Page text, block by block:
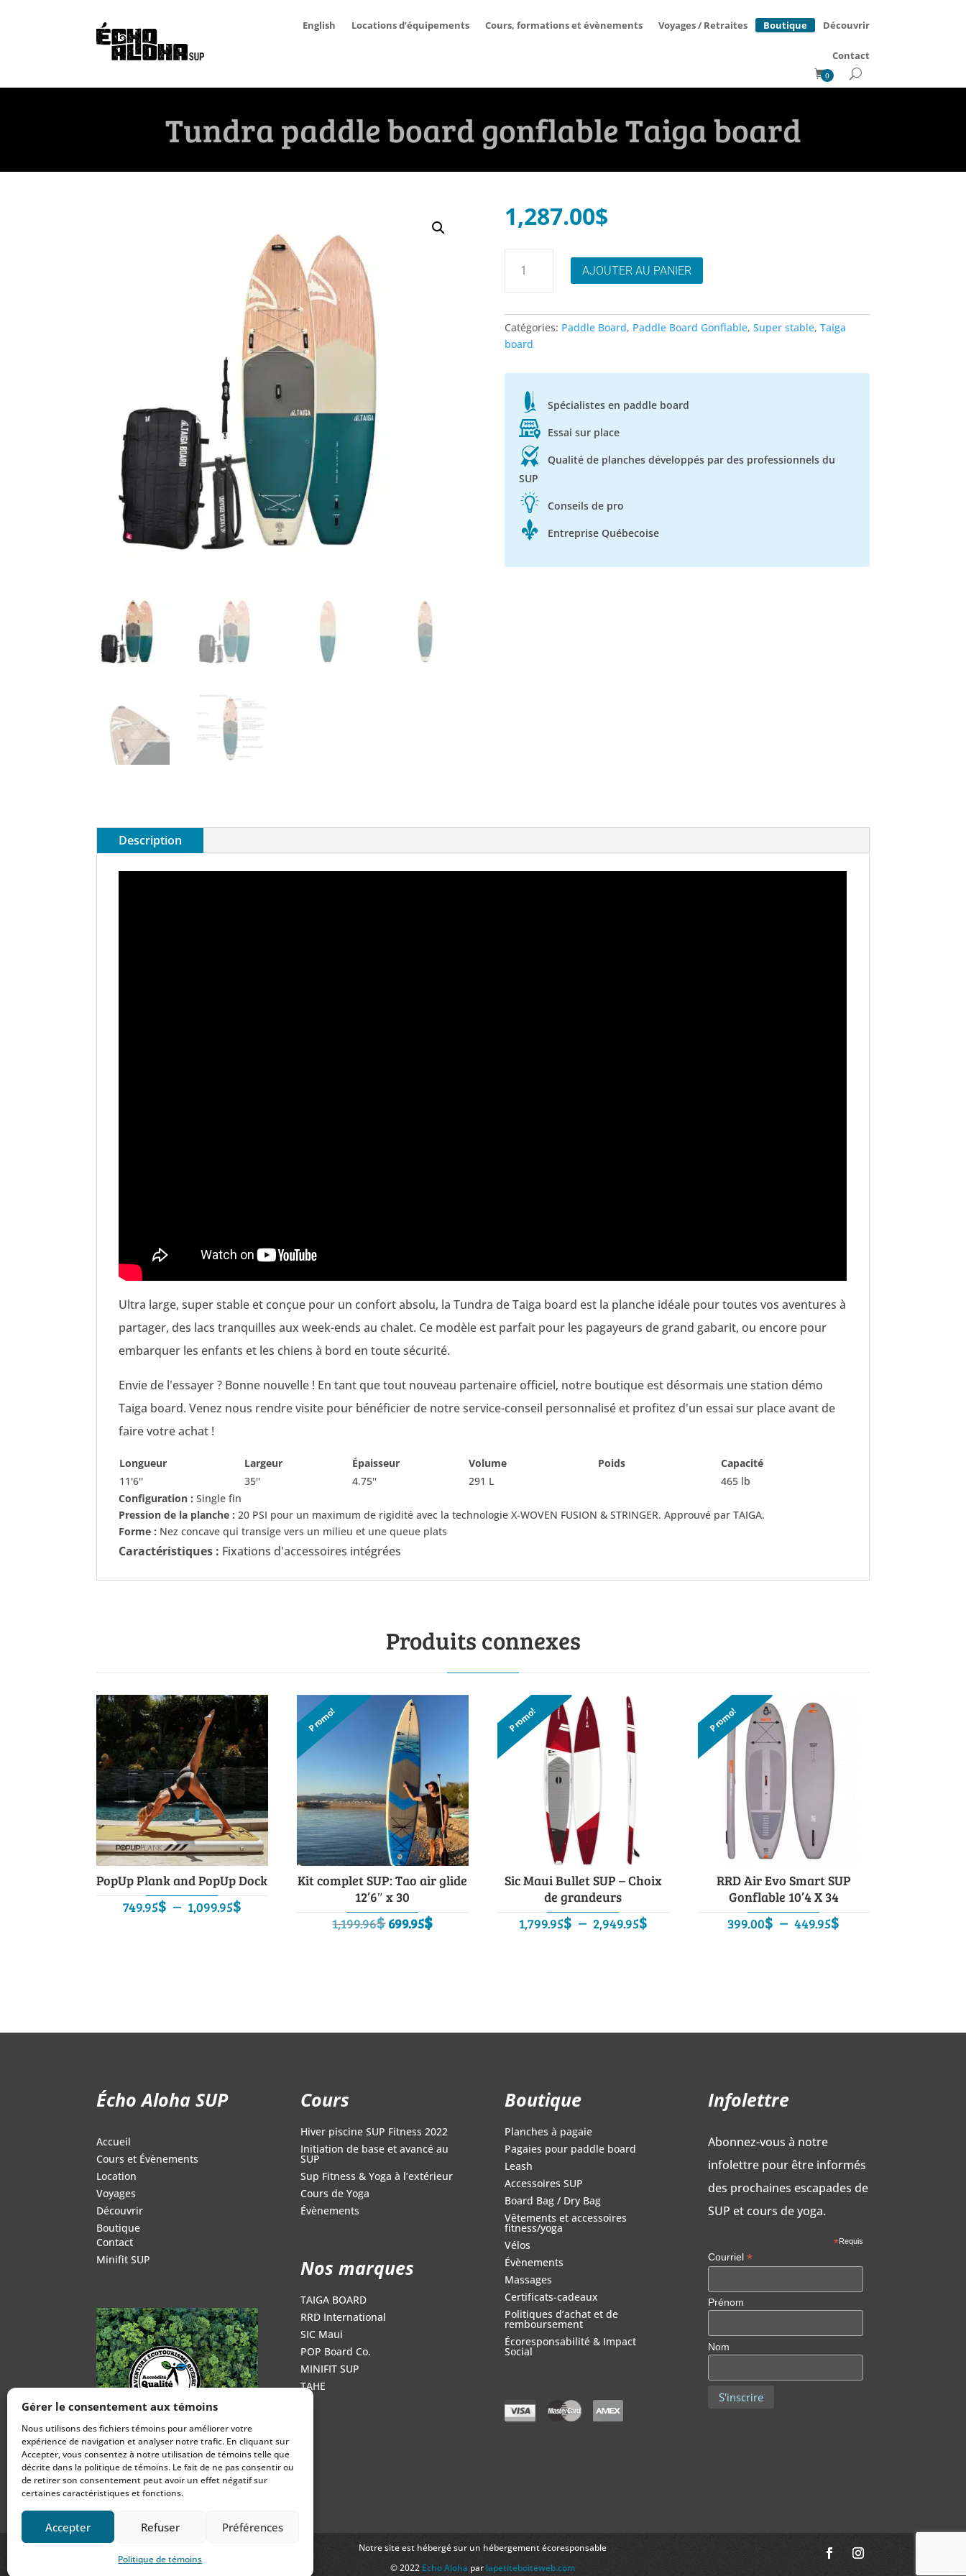
Gérer le consentement aux témoins
Nous utilisons des fichiers témoins pour améliorer votre
expérience de navigation et analyser notre trafic. En cliquant sur
Accepter, vous consentez à notre utilisation de témoins telle que
décrite dans la politique de témoins. Le fait de ne pas consentir ou
de retirer son consentement peut avoir un effet négatif sur
certaines caractéristiques et fonctions.
Accepter Refuser Préférences
Politique de témoins
English Locations d’équipements Cours, formations et évènements Voyages / Retraites Boutique Découvrir
Contact
0
Tundra paddle board gonflable Taiga board
1,287.00$
board
gonflable
board
AJOUTER AU PANIER
Catégories: Paddle Board, Paddle Board Gonflable, Super stable, Taiga
board
Spécialistes en paddle board
Essai sur place
Qualité de planches développés par des professionnels du
SUP
Conseils de pro
Entreprise Québecoise
Description
Ultra large, super stable et conçue pour un confort absolu, laTundra deTaiga board est la planche idéale pour toutes vos aventures à
partager, des lacs tranquilles aux week-ends au chalet. Ce modèle est parfait pour les pagayeurs de grand gabarit, ou encore pour
embarquer les enfants et les chiens à bord en toute sécurité.
Envie de l'essayer ? Bonne nouvelle ! En tant que tout nouveau partenaire officiel, notre boutique est désormais unestation démo
Taiga board. Venez nous rendre visite pour bénéficier de notre service-conseil personnalisé et profitez d'un essai sur place avant de
faire votre achat !
Longueur Largeur Épaisseur Volume Poids
Capacité
11'6''
35'' 4.75'' 291 L
465 lb
Configuration :Single fin
Pression de la planche : 20 PSI pour un maximum de rigidité avec la technologie X-WOVEN FUSION & STRINGER. Approuvé par TAIGA.
Forme : Nez concave qui transige vers un milieu et une queue plats
Caractéristiques : Fixations d'accessoires intégrées
Produits connexes
PopUp Plank and PopUp Dock
749.95$ – 1,099.95$Plage
Promo!
Kit complet SUP: Tao air glide
12’6″ x 30
1,199.96$Le
699.95$Le
Promo!
Sic Maui Bullet SUP – Choix
de grandeurs
1,799.95$ – 2,949.95$Plage
Promo!
RRD Air Evo Smart SUP
Gonflable 10’4 X 34
399.00$ – 449.95$
Écho Aloha SUP
Accueil
Cours et Évènements
Location
Voyages
Découvrir
Boutique
Contact
Minifit SUP
Cours
Hiver piscine SUP Fitness 2022
Initiation de base et avancé au
SUP
Sup Fitness & Yoga à l’extérieur
Cours de Yoga
Évènements
Nos marques
TAIGA BOARD
RRD International
SIC Maui
POP Board Co.
MINIFIT SUP
TAHE
Boutique
Planches à pagaie
Pagaies pour paddle board
Leash
Accessoires SUP
Board Bag / Dry Bag
Vêtements et accessoires
fitness/yoga
Vélos
Évènements
Massages
Certificats-cadeaux
Politiques d’achat et de
remboursement
Écoresponsabilité & Impact
Social
Infolettre
Abonnez-vous à notre
infolettre pour être informés
des prochaines escapades de
SUP et cours de yoga.
*Requis
Courriel*
Prénom
Nom
Notre site est hébergé sur un hébergement écoresponsable
© 2022 Echo Aloha par lapetiteboiteweb.com